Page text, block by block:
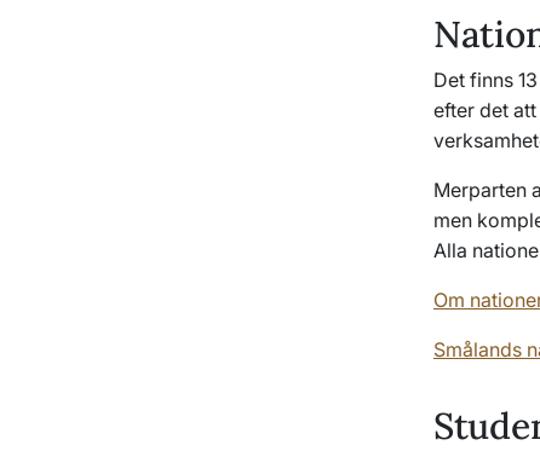
Det finns
efter det
Merparten
men
Alla
Om
Smålands